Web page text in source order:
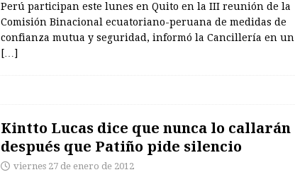
Perú participan este lunes en Quito en la III reunión de la
Comisión Binacional ecuatoriano-peruana de medidas de
confianza mutua y seguridad, informó la Cancillería en un
[…]
Kintto Lucas dice que nunca lo callarán
después que Patiño pide silencio
viernes 27 de enero de 2012